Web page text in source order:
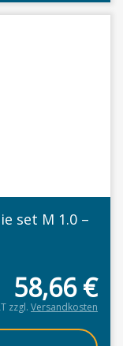
set M 1.0 –
58,66€
zzgl. Versandkosten